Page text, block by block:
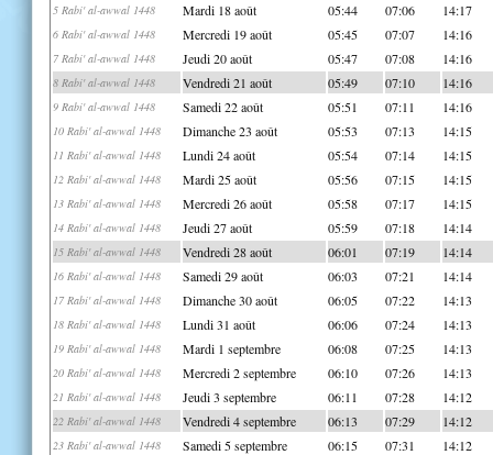
5 Rabi' al-awwal 1448 Mardi 18 août 05:44 07:06 14:17
6 Rabi' al-awwal 1448 Mercredi 19 août 05:45 07:07 14:16
7 Rabi' al-awwal 1448 Jeudi 20 août 05:47 07:08 14:16
8 Rabi' al-awwal 1448 Vendredi 21 août 05:49 07:10 14:16
9 Rabi' al-awwal 1448 Samedi 22 août 05:51 07:11 14:16
10 Rabi' al-awwal 1448 Dimanche 23 août 05:53 07:13 14:15
11 Rabi' al-awwal 1448 Lundi 24 août 05:54 07:14 14:15
12 Rabi' al-awwal 1448 Mardi 25 août 05:56 07:15 14:15
13 Rabi' al-awwal 1448 Mercredi 26 août 05:58 07:17 14:15
14 Rabi' al-awwal 1448 Jeudi 27 août 05:59 07:18 14:14
15 Rabi' al-awwal 1448 Vendredi 28 août 06:01 07:19 14:14
16 Rabi' al-awwal 1448 Samedi 29 août 06:03 07:21 14:14
17 Rabi' al-awwal 1448 Dimanche 30 août 06:05 07:22 14:13
18 Rabi' al-awwal 1448 Lundi 31 août 06:06 07:24 14:13
19 Rabi' al-awwal 1448 Mardi 1 septembre 06:08 07:25 14:13
20 Rabi' al-awwal 1448 Mercredi 2 septembre 06:10 07:26 14:13
21 Rabi' al-awwal 1448 Jeudi 3 septembre 06:11 07:28 14:12
22 Rabi' al-awwal 1448 Vendredi 4 septembre 06:13 07:29 14:12
23 Rabi' al-awwal 1448 Samedi 5 septembre 06:15 07:31 14:12